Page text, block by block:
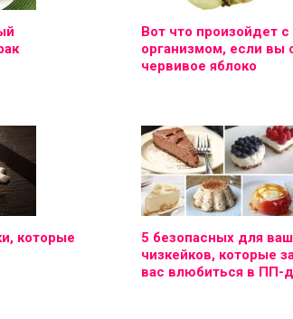
Вот что произойдет
организмом, если вы
червивое яблоко
которые
5 безопасных для
чизкейков, которые
вас влюбиться в ПП-